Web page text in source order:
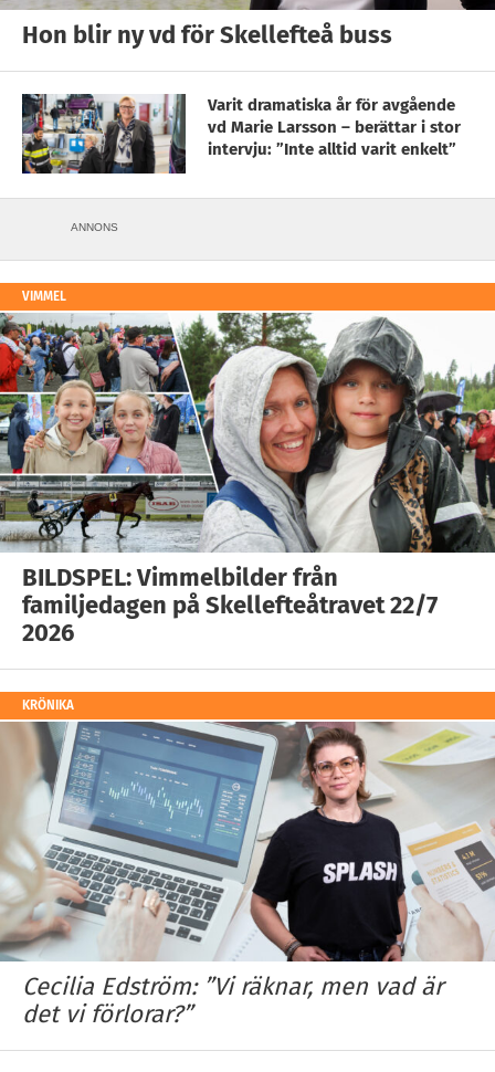
Hon blir ny vd för Skellefteå buss
Varit dramatiska år för avgående
vd Marie Larsson – berättar i stor
intervju: ”Inte alltid varit enkelt”
ANNONS
VIMMEL
BILDSPEL: Vimmelbilder från
familjedagen på Skellefteåtravet 22/7
2026
KRÖNIKA
Cecilia Edström: ”Vi räknar, men vad är
det vi förlorar?”